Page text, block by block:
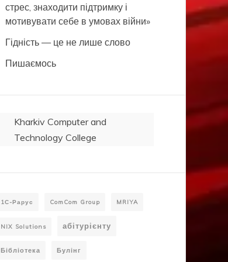
стрес, знаходити підтримку і
мотивувати себе в умовах війни»
Гідність — це не лише слово
Пишаємось
Kharkiv Computer and
Technology College
1С-Рарус ComCom Group MRIYA
NIX Solutions абітурієнту
Бібліотека Булінг